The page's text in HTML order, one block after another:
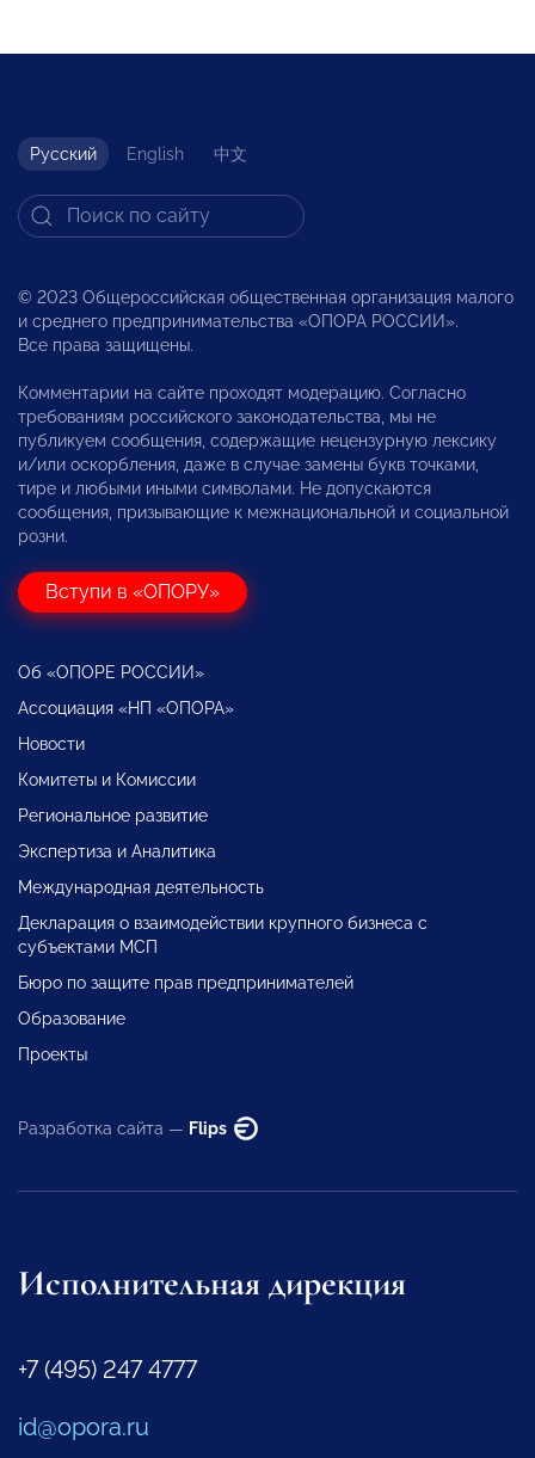
Русский English 中文
© 2023 Общероссийская общественная организация малого
и среднего предпринимательства «ОПОРА РОССИИ».
Все права защищены.
Комментарии на сайте проходят модерацию. Согласно
требованиям российского законодательства, мы не
публикуем сообщения, содержащие нецензурную лексику
и/или оскорбления, даже в случае замены букв точками,
тире и любыми иными символами. Не допускаются
сообщения, призывающие к межнациональной и социальной
розни.
Вступи в «ОПОРУ»
Об «ОПОРЕ РОССИИ»
Ассоциация «НП «ОПОРА»
Новости
Комитеты и Комиссии
Региональное развитие
Экспертиза и Аналитика
Международная деятельность
Декларация о взаимодействии крупного бизнеса с
субъектами МСП
Бюро по защите прав предпринимателей
Образование
Проекты
Разработка сайта — Flips
Исполнительная дирекция
+7 (495) 247 4777
id@opora.ru